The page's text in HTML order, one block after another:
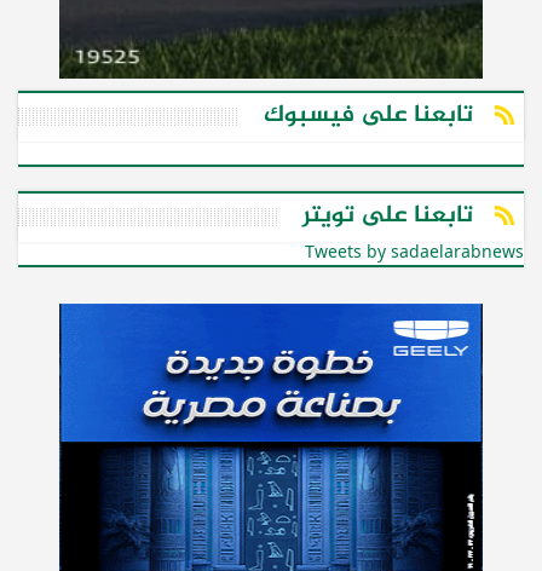
تابعنا على فيسبوك
تابعنا على تويتر
Tweets by sadaelarabnews